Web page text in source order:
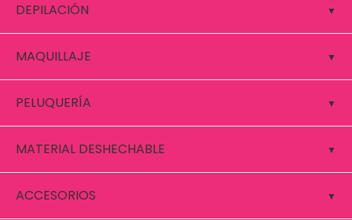
DEPILACIÓN
MAQUILLAJE
PELUQUERÍA
MATERIAL DESHECHABLE
ACCESORIOS